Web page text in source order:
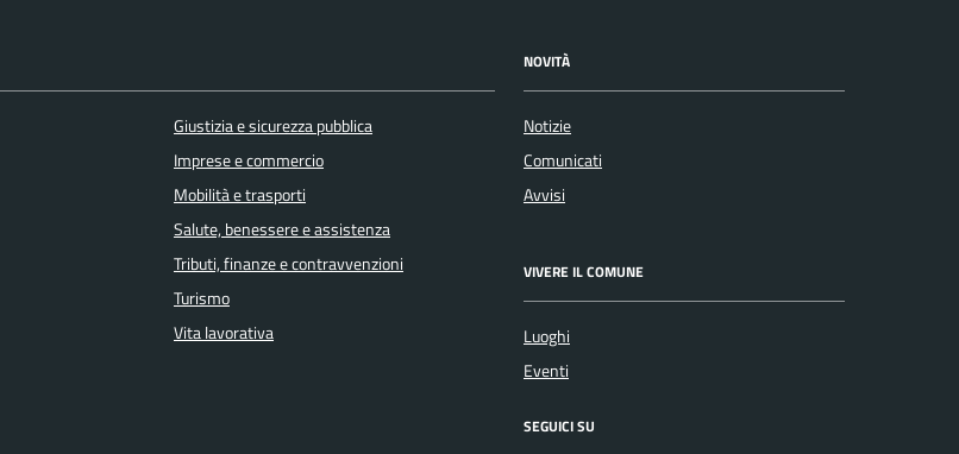
Giustizia e sicurezza pubblica
Imprese e commercio
Mobilità e trasporti
Salute, benessere e assistenza
Tributi, finanze e contravvenzioni
Turismo
Vita lavorativa
NOVITÀ
Notizie
Comunicati
Avvisi
VIVERE IL COMUNE
Luoghi
Eventi
SEGUICI SU